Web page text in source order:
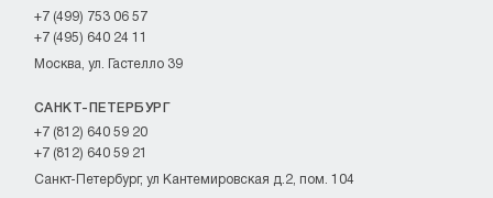
+7 (499) 753 06 57
+7 (495) 640 24 11
Москва, ул. Гастелло 39
САНКТ-ПЕТЕРБУРГ
+7 (812) 640 59 20
+7 (812) 640 59 21
Санкт-Петербург, ул Кантемировская д.2, пом. 104